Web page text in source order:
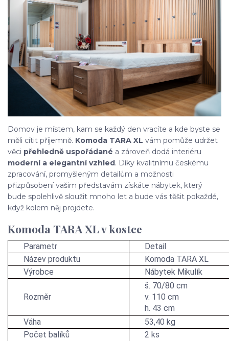
Domov je místem, kam se každý den vracíte a kde byste se
měli cítit příjemně. Komoda TARA XL vám pomůže udržet
věci přehledně uspořádané a zároveň dodá interiéru
moderní a elegantní vzhled. Díky kvalitnímu českému
zpracování, promyšleným detailům a možnosti
přizpůsobení vašim představám získáte nábytek, který
bude spolehlivě sloužit mnoho let a bude vás těšit pokaždé,
když kolem něj projdete.
Komoda TARA XL v kostce
Parametr
Detail
Název produktu
Komoda TARA XL
Výrobce
Nábytek Mikulík
Rozměr
š. 70/80 cm
v. 110 cm
h. 43 cm
Váha
53,40 kg
Počet balíků
2 ks